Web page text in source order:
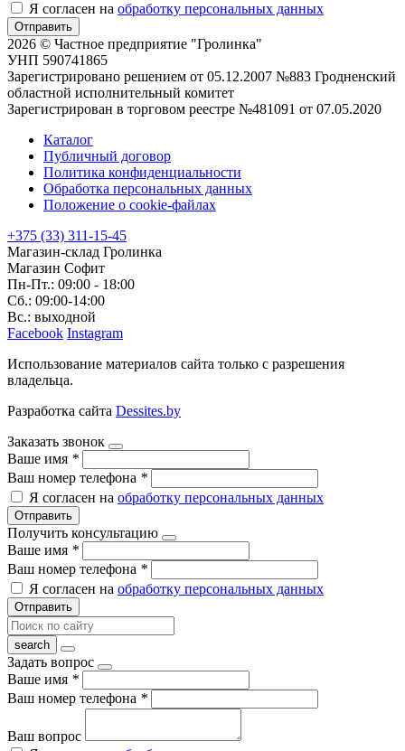
Я согласен на обработку персональных данных
Отправить
2026 © Частное предприятие "Гролинка"
УНП 590741865
Зарегистрировано решением от 05.12.2007 №883 Гродненский
областной исполнительный комитет
Зарегистрирован в торговом реестре №481091 от 07.05.2020
Каталог
Публичный договор
Политика конфиденциальности
Обработка персональных данных
Положение о cookie-файлах
+375 (33) 311-15-45
Магазин-склад Гролинка
Магазин Софит
Пн-Пт.: 09:00 - 18:00
Сб.: 09:00-14:00
Вс.: выходной
Facebook Instagram
Использование материалов сайта только с разрешения
владельца.
Разработка сайта Dessites.by
Заказать звонок
Ваше имя *
Ваш номер телефона *
Я согласен на обработку персональных данных
Отправить
Получить консультацию
Ваше имя *
Ваш номер телефона *
Я согласен на обработку персональных данных
Отправить
Задать вопрос
Ваше имя *
Ваш номер телефона *
Ваш вопрос